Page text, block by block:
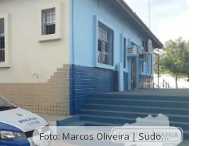
Foto: Marcos Oliveira | Sudoeste Bahia